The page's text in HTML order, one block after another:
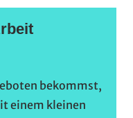
bekommst,
einem kleinen